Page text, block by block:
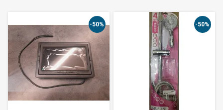
-50% -50%